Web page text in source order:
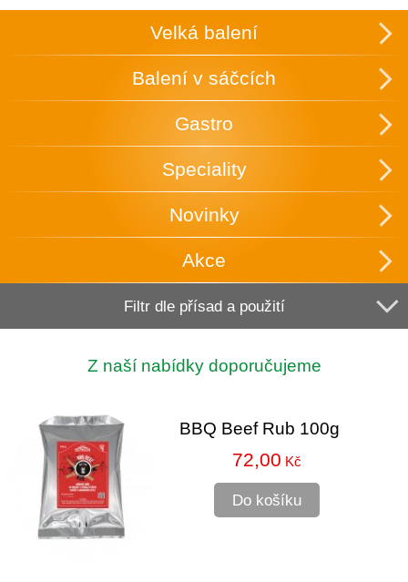
v obchodě.
Uchovávejte v suchu a temnu.Velká balení
Balení v sáčcích
Gastro
Speciality
Novinky
Akce
Filtr dle přísad a použití
Z naší nabídky doporučujeme
BBQ Beef Rub 100g
72,00 Kč
Do košíku